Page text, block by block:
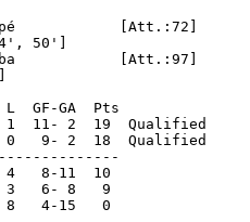
50']